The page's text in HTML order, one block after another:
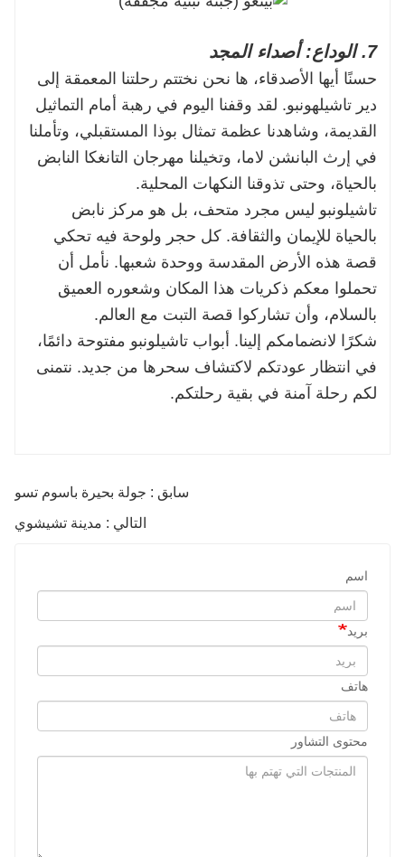
7. الوداع: أصداء المجد
حسنًا أيها الأصدقاء، ها نحن نختتم رحلتنا المعمقة إلى
دير تاشيلهونبو. لقد وقفنا اليوم في رهبة أمام التماثيل
القديمة، وشاهدنا عظمة تمثال بوذا المستقبلي، وتأملنا
في إرث البانشن لاما، وتخيلنا مهرجان التانغكا النابض
بالحياة، وحتى تذوقنا النكهات المحلية.
تاشيلونبو ليس مجرد متحف، بل هو مركز نابض
بالحياة للإيمان والثقافة. كل حجر ولوحة فيه تحكي
قصة هذه الأرض المقدسة ووحدة شعبها. نأمل أن
تحملوا معكم ذكريات هذا المكان وشعوره العميق
بالسلام، وأن تشاركوا قصة التبت مع العالم.
شكرًا لانضمامكم إلينا. أبواب تاشيلونبو مفتوحة دائمًا،
في انتظار عودتكم لاكتشاف سحرها من جديد. نتمنى
لكم رحلة آمنة في بقية رحلتكم.
سابق : جولة بحيرة باسوم تسو
التالي : مدينة تشيشوي
اسم
بريد
هاتف
محتوى التشاور